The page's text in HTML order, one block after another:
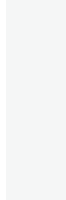
ュメントを作成
することで、デ